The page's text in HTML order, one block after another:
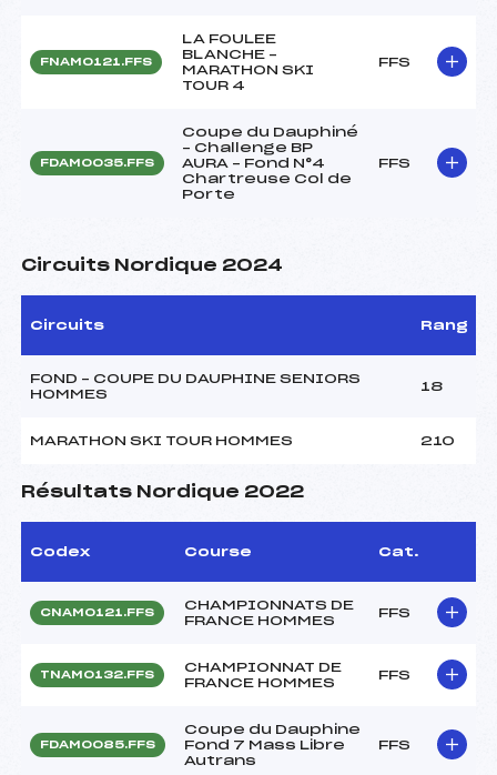
FNAM0121.FFS
LA FOULEE
BLANCHE –
MARATHON SKI
TOUR 4
FFS
FDAM0035.FFS
Coupe du Dauphiné
– Challenge BP
AURA – Fond N°4
Chartreuse Col de
Porte
FFS
Circuits Nordique 2024
Circuits Rang
FOND – COUPE DU DAUPHINE SENIORS
HOMMES
18
MARATHON SKI TOUR HOMMES 210
Résultats Nordique 2022
Codex Course Cat.
CNAM0121.FFS
CHAMPIONNATS DE
FRANCE HOMMES
FFS
TNAM0132.FFS
CHAMPIONNAT DE
FRANCE HOMMES
FFS
FDAM0085.FFS
Coupe du Dauphine
Fond 7 Mass Libre
Autrans
FFS